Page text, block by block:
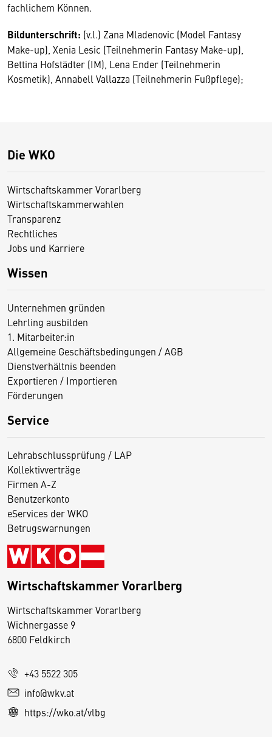
fachlichem Können.
Bildunterschrift: (v.l.) Zana Mladenovic (Model Fantasy
Make-up), Xenia Lesic (Teilnehmerin Fantasy Make-up),
Bettina Hofstädter (IM), Lena Ender (Teilnehmerin
Kosmetik), Annabell Vallazza (Teilnehmerin Fußpflege);
Die WKO
Wirtschaftskammer Vorarlberg
Wirtschaftskammerwahlen
Transparenz
Rechtliches
Jobs und Karriere
Wissen
Unternehmen gründen
Lehrling ausbilden
1. Mitarbeiter:in
Allgemeine Geschäftsbedingungen / AGB
Dienstverhältnis beenden
Exportieren / Importieren
Förderungen
Service
Lehrabschlussprüfung / LAP
Kollektivverträge
Firmen A-Z
Benutzerkonto
eServices der WKO
Betrugswarnungen
Wirtschaftskammer Vorarlberg
Wirtschaftskammer Vorarlberg
Wichnergasse 9
6800 Feldkirch
+43 5522 305
info@wkv.at
https://wko.at/vlbg
D
i
e
e
S
e